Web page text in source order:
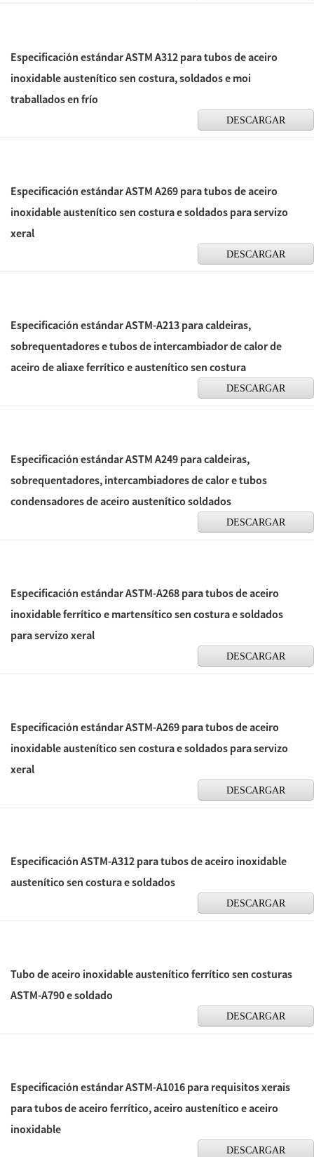
Especificación estándar ASTM A312 para tubos de aceiro
inoxidable austenítico sen costura, soldados e moi
traballados en frío
DESCARGAR
Especificación estándar ASTM A269 para tubos de aceiro
inoxidable austenítico sen costura e soldados para servizo
xeral
DESCARGAR
Especificación estándar ASTM-A213 para caldeiras,
sobrequentadores e tubos de intercambiador de calor de
aceiro de aliaxe ferrítico e austenítico sen costura
DESCARGAR
Especificación estándar ASTM A249 para caldeiras,
sobrequentadores, intercambiadores de calor e tubos
condensadores de aceiro austenítico soldados
DESCARGAR
Especificación estándar ASTM-A268 para tubos de aceiro
inoxidable ferrítico e martensítico sen costura e soldados
para servizo xeral
DESCARGAR
Especificación estándar ASTM-A269 para tubos de aceiro
inoxidable austenítico sen costura e soldados para servizo
xeral
DESCARGAR
Especificación ASTM-A312 para tubos de aceiro inoxidable
austenítico sen costura e soldados
DESCARGAR
Tubo de aceiro inoxidable austenítico ferrítico sen costuras
ASTM-A790 e soldado
DESCARGAR
Especificación estándar ASTM-A1016 para requisitos xerais
para tubos de aceiro ferrítico, aceiro austenítico e aceiro
inoxidable
DESCARGAR